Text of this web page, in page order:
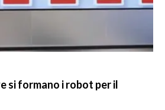
si formano i robot per il